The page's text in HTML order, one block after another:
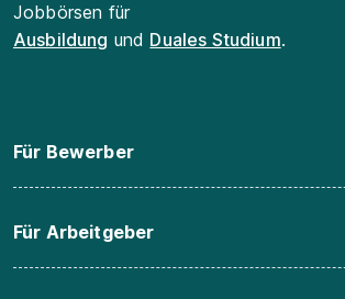
Jobbörsen für
Ausbildung und Duales Studium.
Für Bewerber
Für Arbeitgeber